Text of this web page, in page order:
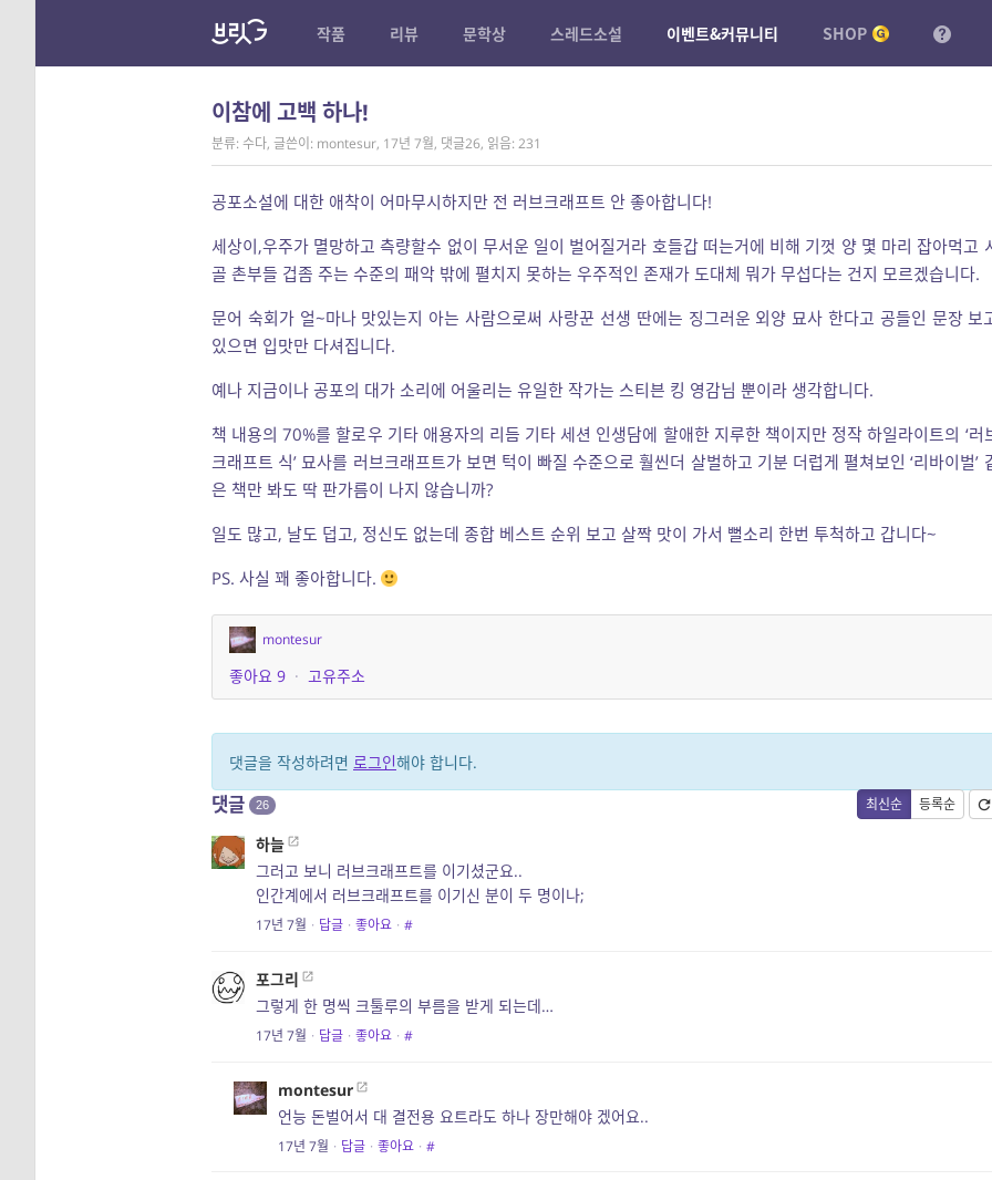
작품 리뷰 문학상 스레드소설 이벤트&커뮤니티 SHOP
이참에 고백 하나!
분류: 수다, 글쓴이: montesur, 17년 7월, 댓글26, 읽음: 231
공포소설에 대한 애착이 어마무시하지만 전 러브크래프트 안 좋아합니다!
세상이,우주가 멸망하고 측량할수 없이 무서운 일이 벌어질거라 호들갑 떠는거에 비해 기껏 양 몇 마리 잡아먹고
골 촌부들 겁좀 주는 수준의 패악 밖에 펼치지 못하는 우주적인 존재가 도대체 뭐가 무섭다는 건지 모르겠습니다.
문어 숙회가 얼~마나 맛있는지 아는 사람으로써 사랑꾼 선생 딴에는 징그러운 외양 묘사 한다고 공들인 문장 보
있으면 입맛만 다셔집니다.
예나 지금이나 공포의 대가 소리에 어울리는 유일한 작가는 스티븐 킹 영감님 뿐이라 생각합니다.
책 내용의 70%를 할로우 기타 애용자의 리듬 기타 세션 인생담에 할애한 지루한 책이지만 정작 하일라이트의 ‘러
크래프트 식’ 묘사를 러브크래프트가 보면 턱이 빠질 수준으로 훨씬더 살벌하고 기분 더럽게 펼쳐보인 ‘리바이벌’
은 책만 봐도 딱 판가름이 나지 않습니까?
일도 많고, 날도 덥고, 정신도 없는데 종합 베스트 순위 보고 살짝 맛이 가서 뻘소리 한번 투척하고 갑니다~
PS. 사실 꽤 좋아합니다.
montesur
좋아요 9 · 고유주소
댓글을 작성하려면 로그인해야 합니다.
최신순 등록순
댓글 26
하늘
그러고 보니 러브크래프트를 이기셨군요..
인간계에서 러브크래프트를 이기신 분이 두 명이나;
17년 7월 · 답글 · 좋아요 · #
포그리
그렇게 한 명씩 크툴루의 부름을 받게 되는데…
17년 7월 · 답글 · 좋아요 · #
montesur
언능 돈벌어서 대 결전용 요트라도 하나 장만해야 겠어요..
17년 7월 · 답글 · 좋아요 · #